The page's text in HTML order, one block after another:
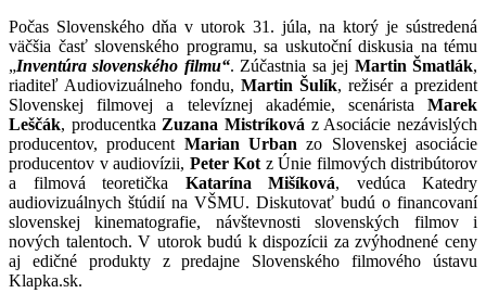
Počas Slovenského dňa v utorok 31. júla, na ktorý je sústredená
väčšia časť slovenského programu, sa uskutoční diskusia na tému
„Inventúra slovenského filmu“. Zúčastnia sa jej Martin Šmatlák,
riaditeľ Audiovizuálneho fondu, Martin Šulík, režisér a prezident
Slovenskej filmovej a televíznej akadémie, scenárista Marek
Leščák, producentka Zuzana Mistríková z Asociácie nezávislých
producentov, producent Marian Urban zo Slovenskej asociácie
producentov v audiovízii, Peter Kot z Únie filmových distribútorov
a filmová teoretička Katarína Mišíková, vedúca Katedry
audiovizuálnych štúdií na VŠMU. Diskutovať budú o financovaní
slovenskej kinematografie, návštevnosti slovenských filmov i
nových talentoch. V utorok budú k dispozícii za zvýhodnené ceny
aj edičné produkty z predajne Slovenského filmového ústavu
Klapka.sk.